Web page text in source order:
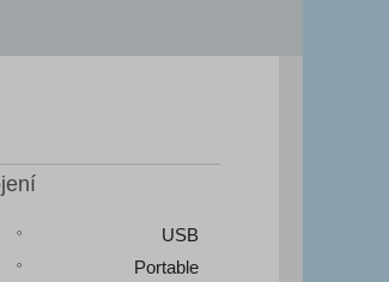
USB
Portable